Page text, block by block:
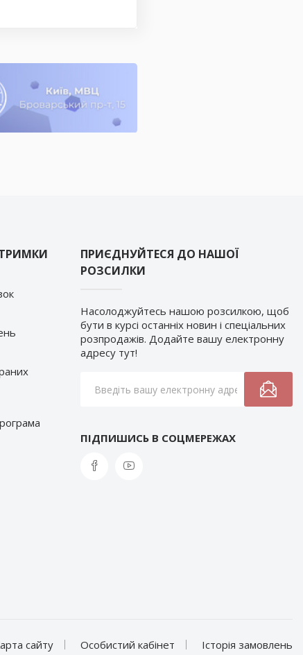
ПРИЄДНУЙТЕСЯ ДО НАШОЇ
РОЗСИЛКИ
Насолоджуйтесь нашою розсилкою, щоб
бути в курсі останніх новин і спеціальних
розпродажів. Додайте вашу електронну
адресу тут!
ПІДПИШИСЬ В СОЦМЕРЕЖАХ
сайту Особистий кабінет Історія замовлень